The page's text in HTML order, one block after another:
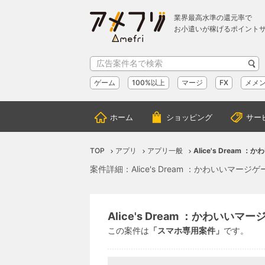
業界最高水準の還元率で
お小遣いが稼げるポイント
ゲーム 100%以上 マージ FX メメ
ホーム ショッピング サー
TOP アプリ アプリ一般 Alice's Dream ：かわ
案件詳細：Alice's Dream ：かわいいマージゲ
Alice's Dream ：かわいいマージ
この案件は 「スマホ専用案件」 です。